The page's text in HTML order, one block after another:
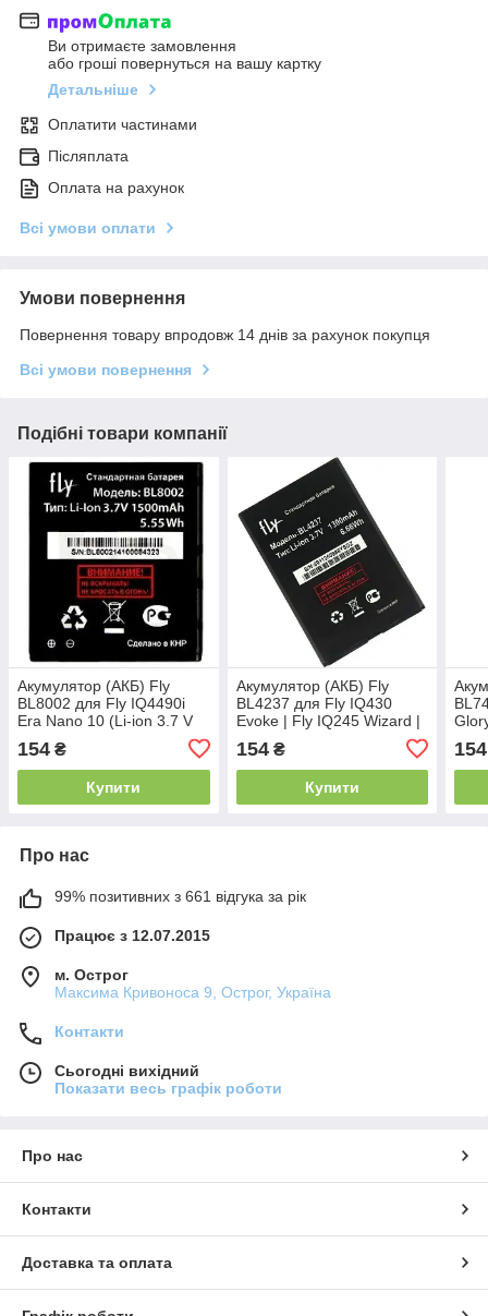
Ви отримаєте замовлення
або гроші повернуться на вашу картку
Детальніше
Оплатити частинами
Післяплата
Оплата на рахунок
Всі умови оплати
Умови повернення
Повернення товару впродовж 14 днів за рахунок покупця
Всі умови повернення
Подібні товари компанії
Акумулятор (АКБ) Fly
BL8002 для Fly IQ4490i
Era Nano 10 (Li-ion 3.7 V
1500mAh) Оригінал Китай
154 ₴
Купити
Акумулятор (АКБ) Fly
BL4237 для Fly IQ430
Evoke | Fly IQ245 Wizard |
1300mAh)
154₴
Купити
154
Про нас
99% позитивних з 661 відгука за рік
Працює з 12.07.2015
м. Острог
Максима Кривоноса 9, Острог, Україна
Контакти
Сьогодні вихідний
Показати весь графік роботи
Про нас
Контакти
Доставка та оплата